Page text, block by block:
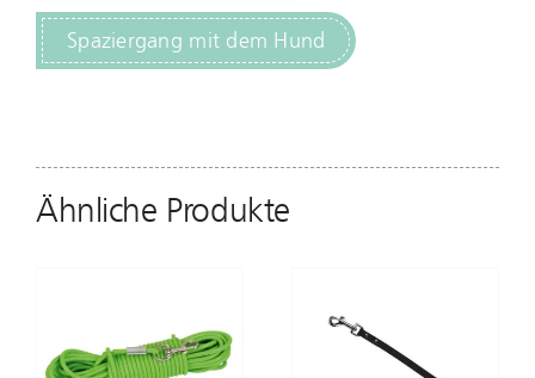
Spaziergang mit dem Hund
Ähnliche Produkte